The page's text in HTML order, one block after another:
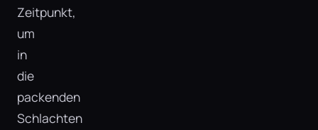
Zeitpunkt,
um
in
die
packenden
Schlachten